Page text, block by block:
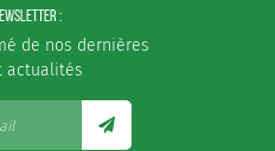
:
de nos dernières
actualités